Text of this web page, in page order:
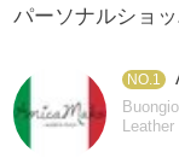
パーソナルショ
NO.1
Leather